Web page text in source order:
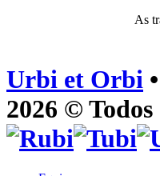
As
Urbi et Orbi
2026 ©